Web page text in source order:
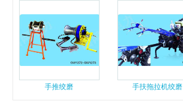
手推绞磨 手扶拖拉机绞磨